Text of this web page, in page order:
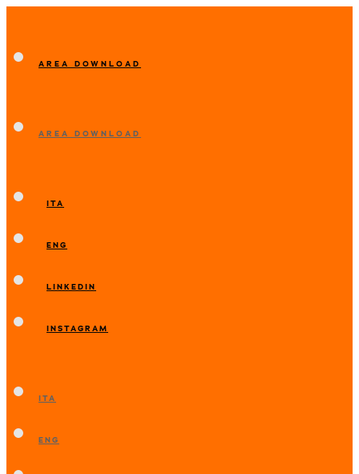
AREA DOWNLOAD
AREA DOWNLOAD
ITA
ENG
LINKEDIN
INSTAGRAM
ITA
ENG